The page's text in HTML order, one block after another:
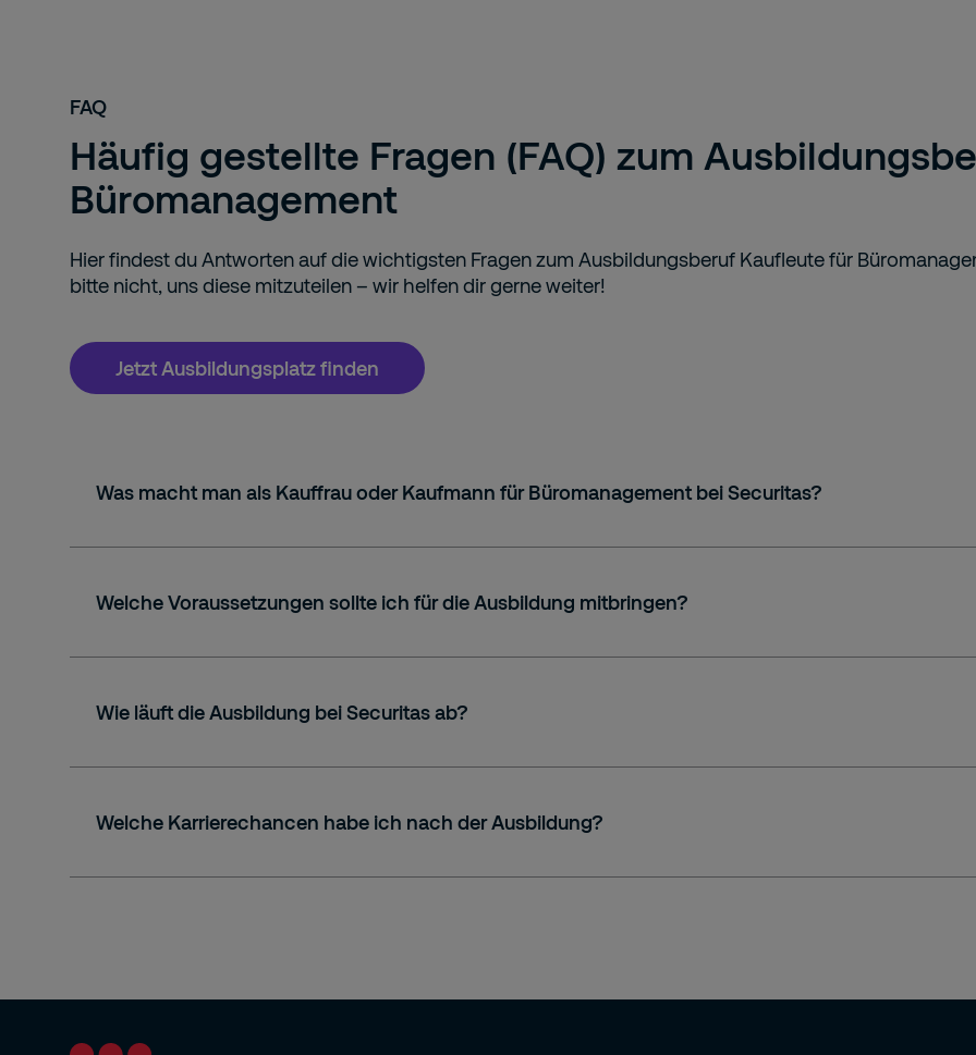
FAQ
Häufig gestellte Fragen (FAQ) zum
Büromanagement
Hier findest du Antworten auf die wichtigsten Fragen zum Ausbildungsberuf Kaufleute für
bitte nicht, uns diese mitzuteilen – wir helfen dir gerne weiter!
Jetzt Ausbildungsplatz finden
Was macht man als Kauffrau oder Kaufmann für Büromanagement bei Securitas?
Welche Voraussetzungen sollte ich für die Ausbildung mitbringen?
Wie läuft die Ausbildung bei Securitas ab?
Welche Karrierechancen habe ich nach der Ausbildung?